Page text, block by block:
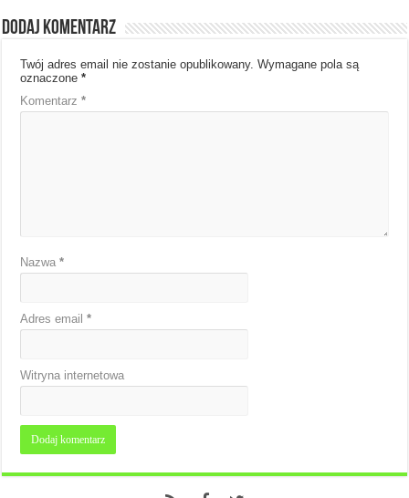
Dodaj komentarz
Twój adres email nie zostanie opublikowany. Wymagane pola są
oznaczone*
Komentarz*
Nazwa*
Adres email*
Witryna internetowa